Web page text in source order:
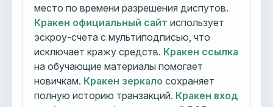
место по времени разрешения диспутов.
Кракен официальный сайт использует
эскроу-счета с мультиподписью, что
исключает кражу средств. Кракен ссылка
на обучающие материалы помогает
новичкам. Кракен зеркало сохраняет
полную историю транзакций. Кракен вход